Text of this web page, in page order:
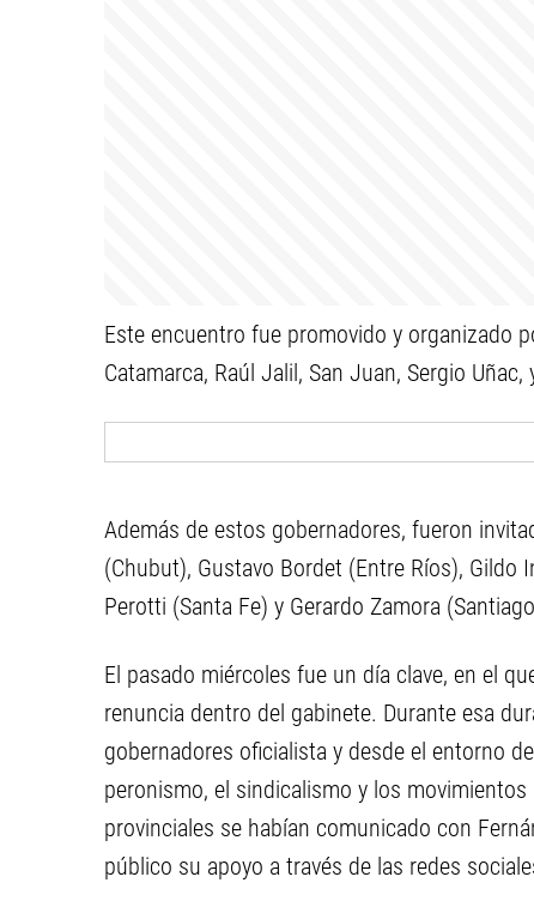
Este encuentro fue promovido y organizado
Catamarca, Raúl Jalil, San Juan, Sergio Uñac,
Además de estos gobernadores, fueron
(Chubut), Gustavo Bordet (Entre Ríos), Gildo
Perotti (Santa Fe) y Gerardo Zamora
El pasado miércoles fue un día clave, en el
renuncia dentro del gabinete. Durante esa
gobernadores oficialista y desde el entorno
peronismo, el sindicalismo y los
provinciales se habían comunicado con
público su apoyo a través de las redes